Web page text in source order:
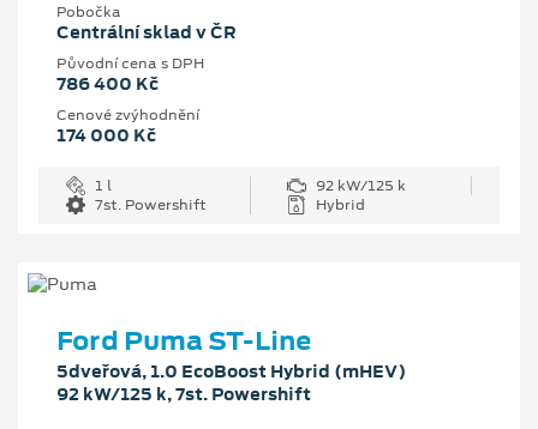
Pobočka
Centrální sklad v ČR
Původní cena s DPH
786 400 Kč
Cenové zvýhodnění
174 000 Kč
1 l
92 kW/125 k
7st. Powershift
Hybrid
Ford Puma ST-Line
5dveřová, 1.0 EcoBoost Hybrid (mHEV)
92 kW/125 k, 7st. Powershift